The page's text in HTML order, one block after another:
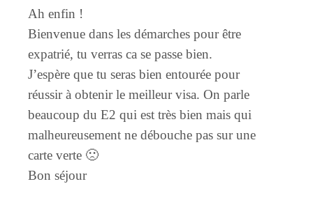
Ah enfin !
Bienvenue dans les démarches pour être
expatrié, tu verras ca se passe bien.
J’espère que tu seras bien entourée pour
réussir à obtenir le meilleur visa. On parle
beaucoup du E2 qui est très bien mais qui
malheureusement ne débouche pas sur une
carte verte 🙁
Bon séjour